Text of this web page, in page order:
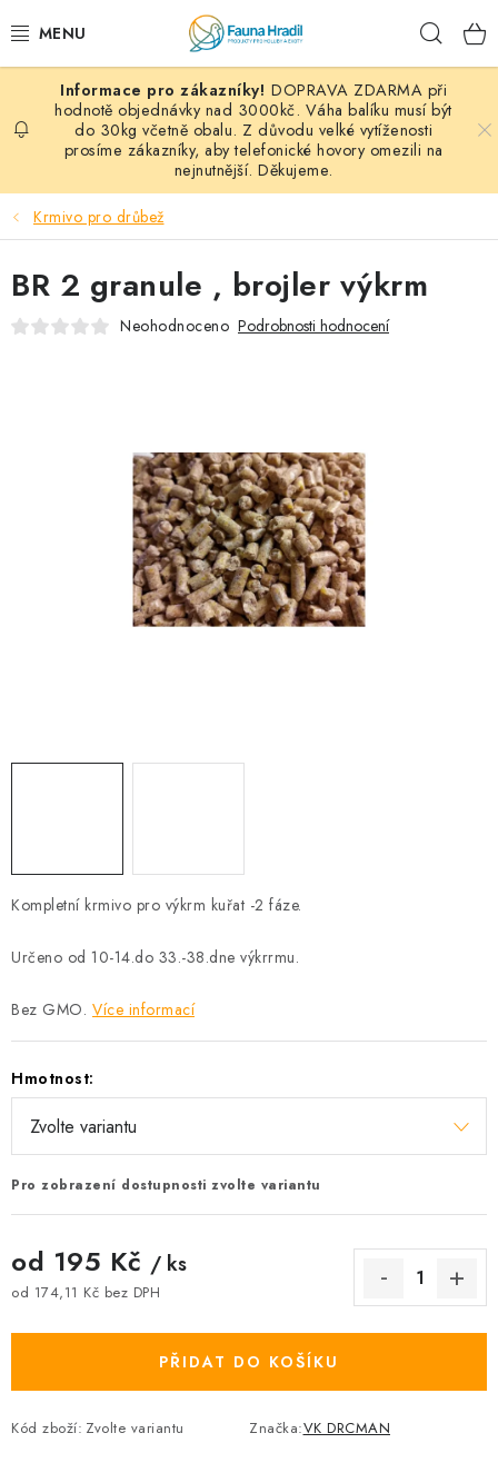
na
PAPOUŠCI A EXOTI
ZRNINY A OBILOVINY
MDM KRMIVA
KONTAKT
KRÁLÍCI A HLODAVCI
Slevy Naše prodejna
Doprava a platba
Detail objednávky
Velkoobchod
DOPRAVA ZDARMA při
hodnotě objednávky nad 3000kč. Váha balíku musí být
do 30kg včetně obalu. Z důvodu velké vytíženosti
prosíme zákazníky, aby telefonické hovory omezili na
nejnutnější. Děkujeme.
Krmivo pro drůbež
Kompletní krmivo pro výkrm kuřat -2 fáze.
Určeno od 10-14.do 33.-38.dne výkrrmu.
Bez GMO. Více informací
Hmotnost:
Pro zobrazení dostupnosti zvolte variantu
od 195 Kč / ks
od 174,11 Kč bez DPH
PŘIDAT DO KOŠÍKU
Kód zboží: Zvolte variantu Značka:VK DRCMAN
BR 2 granule , brojler výkrm
Neohodnoceno Podrobnosti hodnocení